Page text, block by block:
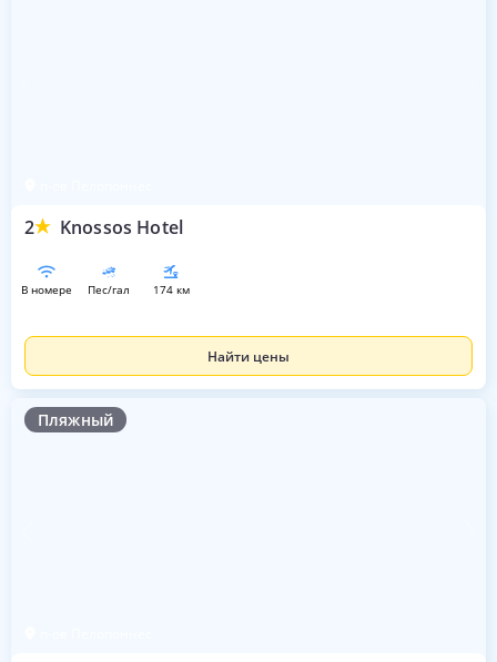
2 Knossos Hotel
в номере пес/гал 174 км
Найти цены
Пляжный